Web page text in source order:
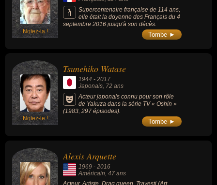
Notez-la !
Supercentenaire française de 114 ans,
elle était la doyenne des Français du 4
septembre 2016 jusqu'à son décès.
Tombe ►
Notez-le !
Tsunehiko Watase
1944 - 2017
Japonais, 72 ans
Acteur japonais connu pour son rôle
de Yakuza dans la série TV « Oshin »
(1983, 297 épisodes).
Tombe ►
Alexis Arquette
1969 - 2016
Américain, 47 ans
Acteur, Artiste, Drag queen, Travesti (Art,